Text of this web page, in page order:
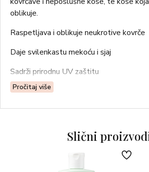
oblikuje.
Raspetljava i oblikuje neukrotive kovrče
Daje svilenkastu mekoću i sjaj
Sadrži prirodnu UV zaštitu
Pročitaj više
Slični